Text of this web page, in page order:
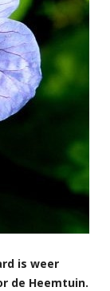
is weer
de Heemtuin.